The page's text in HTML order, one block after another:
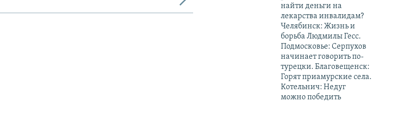
найти деньги на
лекарства инвалидам?
Челябинск: Жизнь и
борьба Людмилы Гесс.
Подмосковье: Серпухов
начинает говорить по-
турецки. Благовещенск:
Горят приамурские села.
Котельнич: Недуг
можно победить